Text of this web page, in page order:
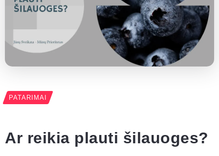
PATARIMAI
Ar reikia plauti šilauoges?